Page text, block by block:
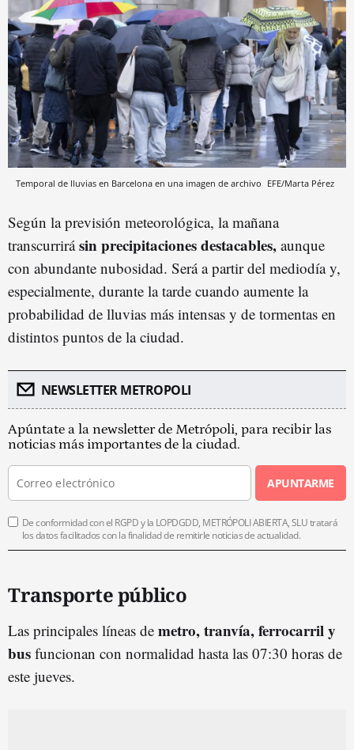
Temporal de lluvias en Barcelona en una imagen de archivo EFE/Marta Pérez
Según la previsión meteorológica, la mañana
transcurrirásin precipitaciones destacables, aunque
con abundante nubosidad. Será a partir del mediodía y,
especialmente, durante la tarde cuando aumente la
probabilidad de lluvias más intensas y de tormentas en
distintos puntos de la ciudad.
NEWSLETTER METROPOLI
Apúntate a la newsletter de Metrópoli, para recibir las
noticias más importantes de la ciudad.
APUNTARME
De conformidad con el RGPD y la LOPDGDD, METRÓPOLI ABIERTA, SLU tratará
los datos facilitados con la finalidad de remitirle noticias de actualidad.
Transporte público
Las principales líneas de metro, tranvía, ferrocarril y
bus funcionan con normalidad hasta las 07:30 horas de
este jueves.